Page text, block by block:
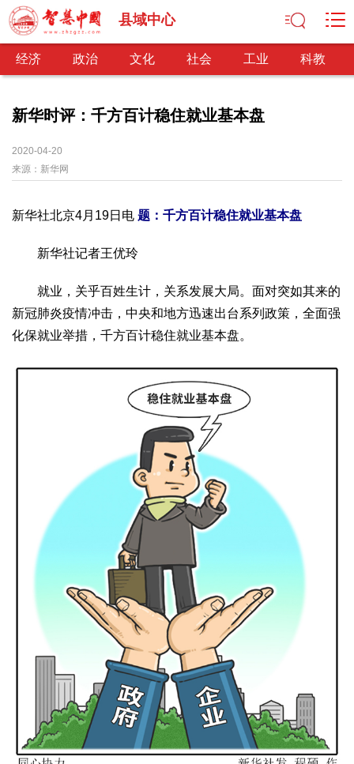
县域中心
经济 政治 文化 社会 工业 科教
经济
经济观察
深化改革 依法治国 司法公正
文化
中华文化 核心价值 文化产业 文化事业
城乡发展 民生建设
智能制造 制造2025 大国工匠
科技观察 智慧教育 职业教育
三农
智慧乡村 基层之声
国防
军民融合 兵器装备 军营风采
国际视点 国际合作 他山之石
生态
生态文明 能源资源 环境保护 地方生态 休闲旅游
新华时评：千方百计稳住就业基本盘
2020-04-20
来源： 新华网
新华社北京4月19日电 题：千方百计稳住就业基本盘
新华社记者王优玲
就业，关乎百姓生计，关系发展大局。面对突如其来的
新冠肺炎疫情冲击，中央和地方迅速出台系列政策，全面强
化保就业举措，千方百计稳住就业基本盘。